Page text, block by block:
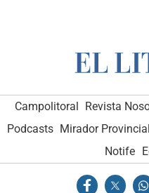
Campolitoral Revista
Podcasts Mirador Provincial
Notife